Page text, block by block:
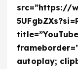
src=”https://
autoplay;